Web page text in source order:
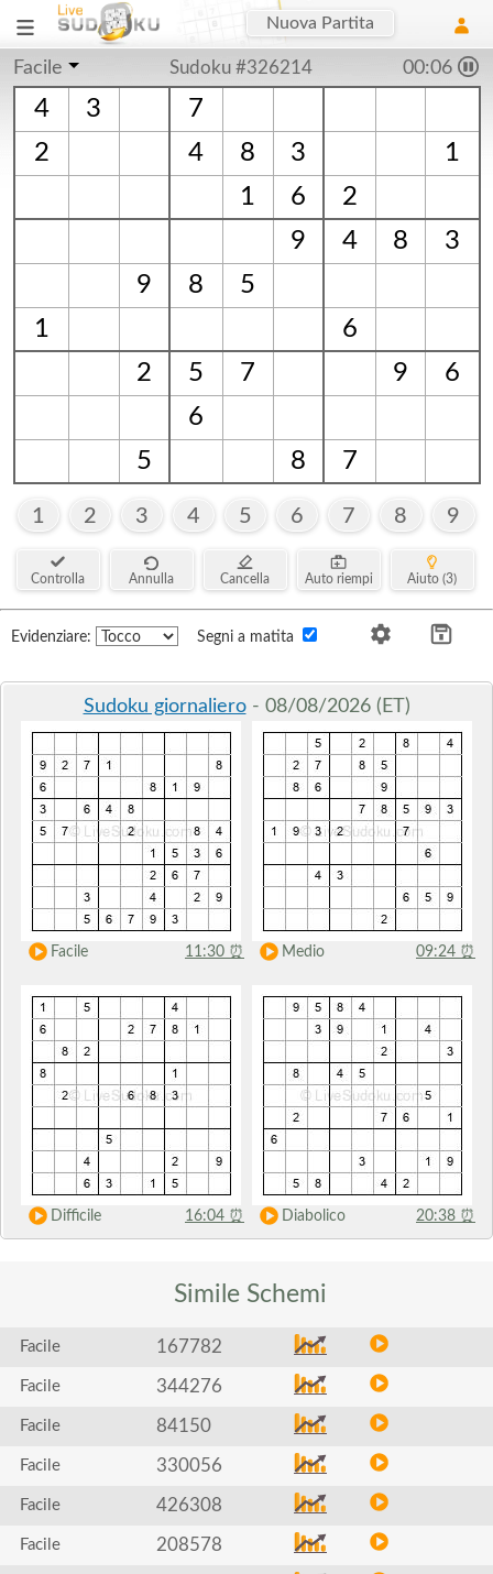
Nuova Partita
Facile Sudoku #326214 00:06
4 3
7
2
4 8 3
1
1
6
2
9
4 8
3
9
8
5
1
6
2
5 7 9
6
6
5
8 7
1 2 3 4 5 6 7 8 9
Controlla Annulla Cancella Auto riempi Aiuto (3)
Evidenziare: Segni a matita
Sudoku giornaliero- 08/08/2026 (ET)
Facile 11:30 ⏰ Medio 09:24 ⏰
Difficile 16:04 ⏰ Diabolico 20:38 ⏰
Simile Schemi
Facile 167782
Facile 344276
Facile 84150
Facile 330056
Facile 426308
Facile 208578